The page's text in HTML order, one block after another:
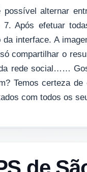
possível alternar
7. Após efetuar
da interface. A
compartilhar o
rede social……
Temos certeza
com todos os